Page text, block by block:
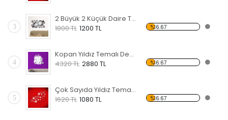
3
2 Büyük 2 Küçük Daire Temalı Dekoratif Kırılmaz Ayna
1800 TL 1200 TL %16.67
4
Kopan Yıldız Temalı Dekoratif Kırılmaz Ayna
4320 TL 2880 TL %16.67
5
Çok Sayıda Yıldız Temalı Dekoratif Kırılmaz Ayna
1620 TL 1080 TL %16.67